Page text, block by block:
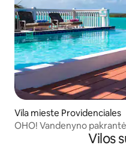
Vila mieste Providenciales
OHO! Vandenyno
bekraščiu baseinuVilos